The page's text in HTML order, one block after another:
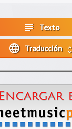
subject Texto
language unfold_more